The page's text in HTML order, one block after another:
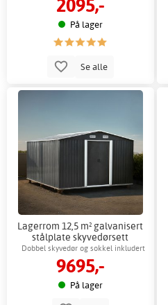
På lager
Se alle
Lagerrom 12,5 m² galvanisert
stålplate skyvedørsett
utendørs
Dobbel skyvedør og sokkel inkludert
for enkel oppbevaring
9695,-
På lager